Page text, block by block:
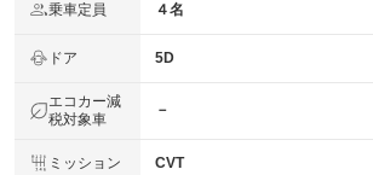
乗車定員 ４名
ドア 5D
エコカー減
税対象車
－
ミッション CVT